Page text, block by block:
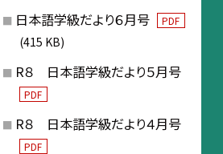
日本語学級だより６月号 PDF
(415 KB)
R８ 日本語学級だより５月号
PDF
R８ 日本語学級だより４月号
PDF